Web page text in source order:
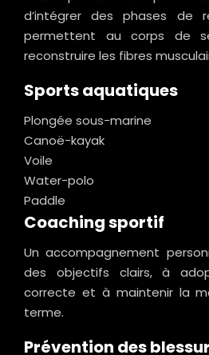
d’intégrer des phases de
permettent au corps de
reconstruire les fibres
Sports aquatiques
Plongée sous-marine
Canoë-kayak
Voile
Water-polo
Paddle
Coaching sportif
Un accompagnement
des objectifs clairs, à
correcte et à maintenir la
terme.
Prévention des